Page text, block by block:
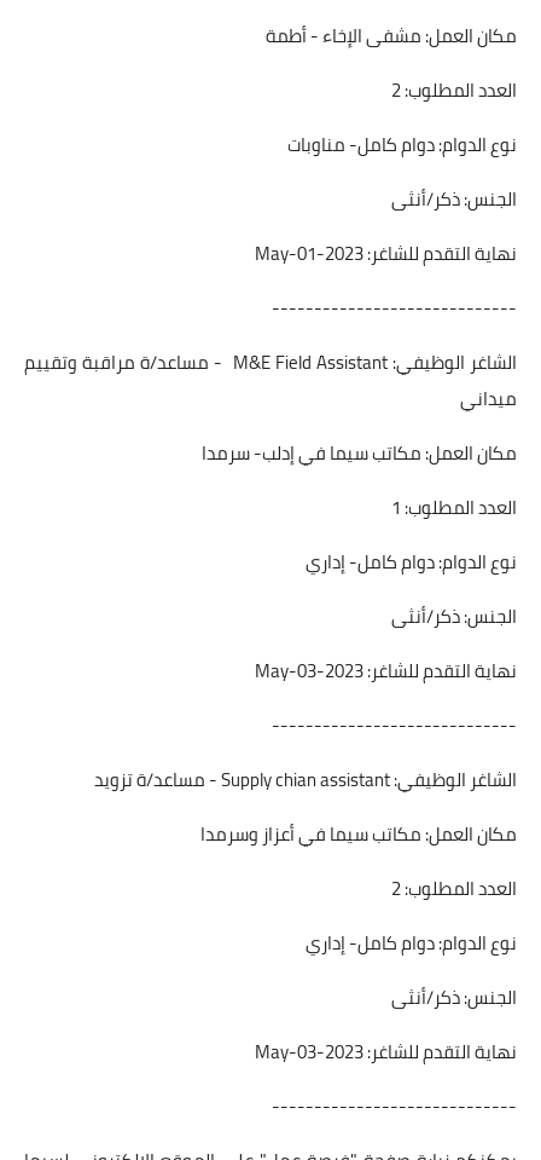
مكان العمل: مشفى الإخاء - أطمة
العدد المطلوب: 2
نوع الدوام: دوام كامل- مناوبات
الجنس: ذكر/أنثى
نهاية التقدم للشاغر: 2023-May-01
-----------------------------
الشاغر الوظيفي: M&E Field Assistant - مساعد/ة مراقبة وتقييم
ميداني
مكان العمل: مكاتب سيما في إدلب- سرمدا
العدد المطلوب: 1
نوع الدوام: دوام كامل- إداري
الجنس: ذكر/أنثى
نهاية التقدم للشاغر: 2023-May-03
-----------------------------
الشاغر الوظيفي: Supply chian assistant - مساعد/ة تزويد
مكان العمل: مكاتب سيما في أعزاز وسرمدا
العدد المطلوب: 2
نوع الدوام: دوام كامل- إداري
الجنس: ذكر/أنثى
نهاية التقدم للشاغر: 2023-May-03
-----------------------------